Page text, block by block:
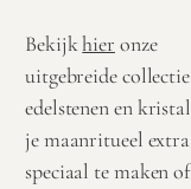
Bekijkhier onze
uitgebreide collectie
edelstenen en
je maanritueel extra
speciaal te maken